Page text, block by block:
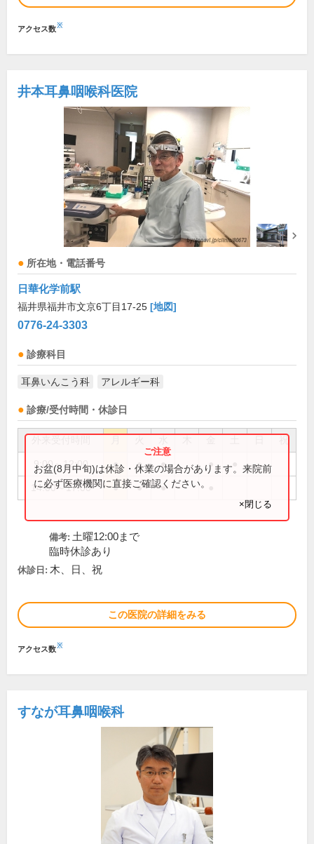
アクセス数※
井本耳鼻咽喉科医院
所在地・電話番号
日華化学前駅
福井県福井市文京6丁目17-25 [地図]
0776-24-3303
診療科目
耳鼻いんこう科 アレルギー科
診療/受付時間・休診日
祝
9:00～12:00 ● ● ● ●
14:00～17:00 ● ● ●
お盆(8月中旬)は休診・休業の場合があります。来院前
に必ず医療機関に直接ご確認ください。
×閉じる
備考: 土曜12:00まで
臨時休診あり
休診日: 木、日、祝
この医院の詳細をみる
アクセス数※
すなが耳鼻咽喉科